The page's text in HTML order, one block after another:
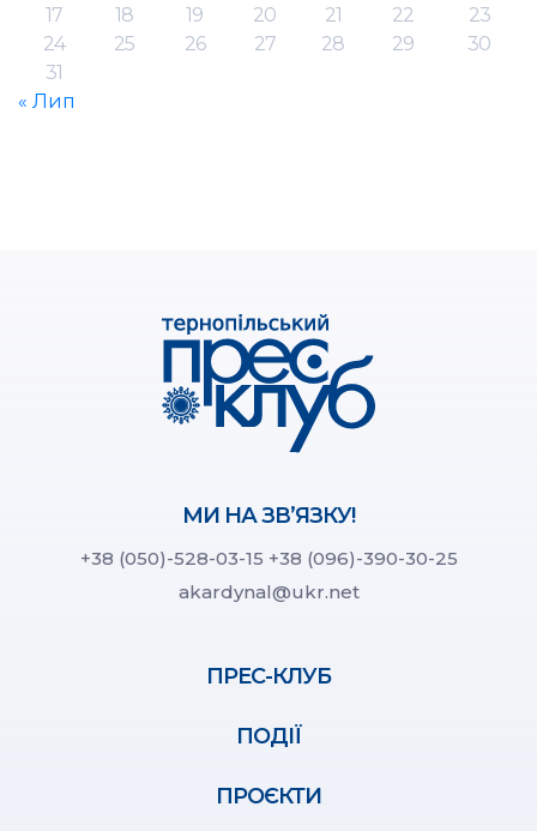
17
18 19 20 21 22
23
24
25 26 27 28 29
30
31
« Лип
МИ НА ЗВ’ЯЗКУ!
+38 (050)-528-03-15 +38 (096)-390-30-25
akardynal@ukr.net
ПРЕС-КЛУБ
ПОДІЇ
ПРОЄКТИ